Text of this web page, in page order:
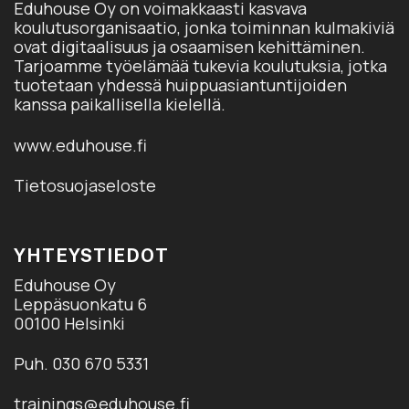
Eduhouse Oy on voimakkaasti kasvava
koulutusorganisaatio, jonka toiminnan kulmakiviä
ovat digitaalisuus ja osaamisen kehittäminen.
Tarjoamme työelämää tukevia koulutuksia, jotka
tuotetaan yhdessä huippuasiantuntijoiden
kanssa paikallisella kielellä.
www.eduhouse.fi
Tietosuojaseloste
YHTEYSTIEDOT
Eduhouse Oy
Leppäsuonkatu 6
00100 Helsinki
Puh. 030 670 5331
trainings@eduhouse.fi